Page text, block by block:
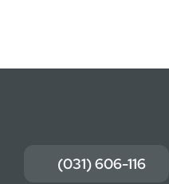
(031) 606-116